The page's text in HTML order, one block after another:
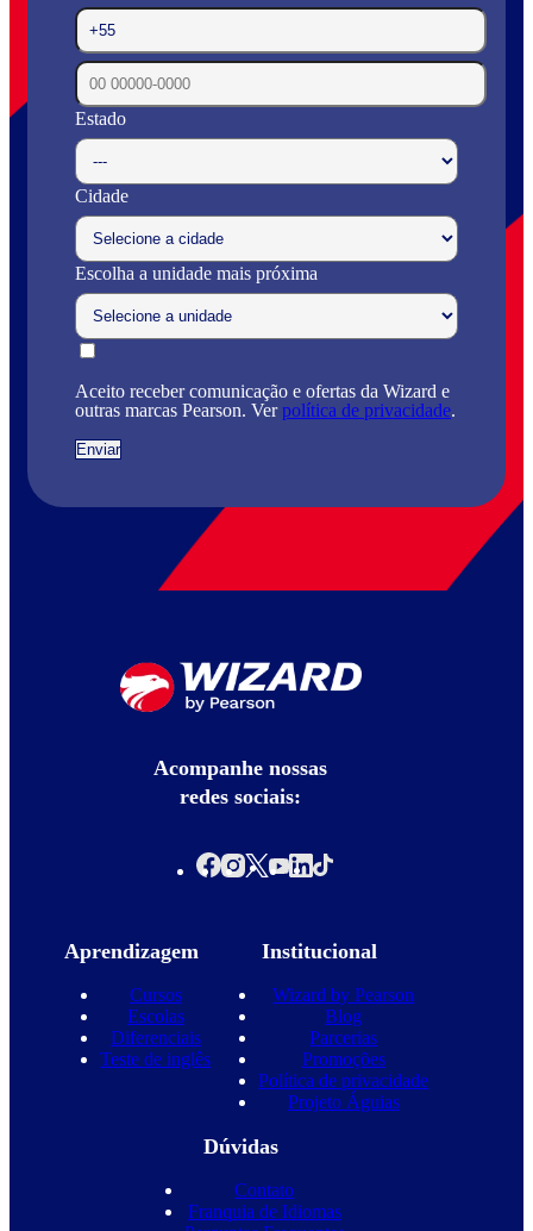
Estado
Cidade
Escolha a unidade mais próxima
Aceito receber comunicação e ofertas da Wizard e
outras marcas Pearson. Verpolítica de privacidade.
Acompanhe nossas
redes sociais:
Aprendizagem
Cursos
Escolas
Diferenciais
Teste de inglês
Institucional
Wizard by Pearson
Blog
Parcerias
Promoções
Política de privacidade
Projeto Águias
Dúvidas
Contato
Franquia de Idiomas